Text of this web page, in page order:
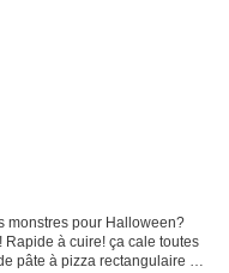
monstres pour Halloween?
à cuire! ça cale toutes
pâte à pizza rectangulaire de